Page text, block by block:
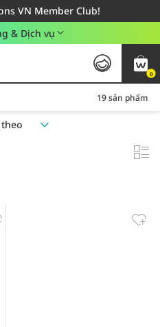
VN Member Club!
đơn hàng từ 249,000Đ
dụng khu vực TP. Hồ Chí Minh
& Dịch vụ
0
19 sản phẩm
theo